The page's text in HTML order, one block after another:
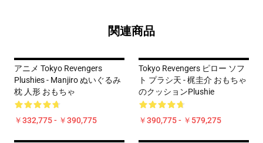
関連商品
アニメ Tokyo Revengers
Plushies - Manjiro ぬいぐるみ
枕 人形 おもちゃ
￥332,775 - ￥390,775
Tokyo Revengers ピロー ソフ
ト プラシ天 - 梶圭介 おもちゃ
のクッションPlushie
￥390,775 - ￥579,275